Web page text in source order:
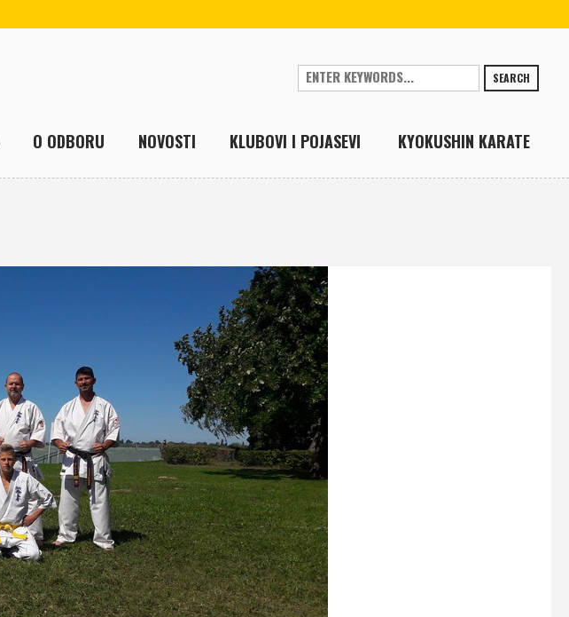
SEARCH
O ODBORU NOVOSTI KLUBOVI I POJASEVI KYOKUSHIN KARATE